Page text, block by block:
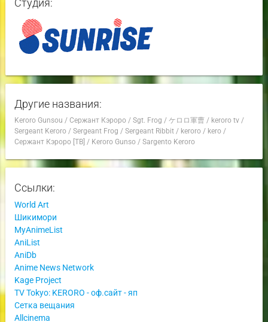
Студия:
Другие названия:
Keroro Gunsou / Сержант Кэроро/ Sgt. Frog / ケロロ軍曹/ keroro tv/
Sergeant Keroro/ Sergeant Frog / Sergeant Ribbit/ keroro/ kero/
Сержант Кэроро [ТВ] / Keroro Gunso/ Sargento Keroro
Ссылки:
World Art
Шикимори
MyAnimeList
AniList
AniDb
Anime News Network
Kage Project
TV Tokyo: KERORO - оф.сайт - яп
Сетка вещания
Allcinema